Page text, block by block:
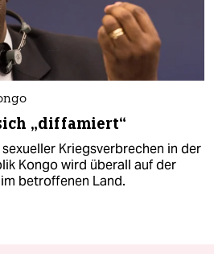
„diffamiert“
Kriegsverbrechen in der
Kongo wird überall auf der
betroffenen Land.